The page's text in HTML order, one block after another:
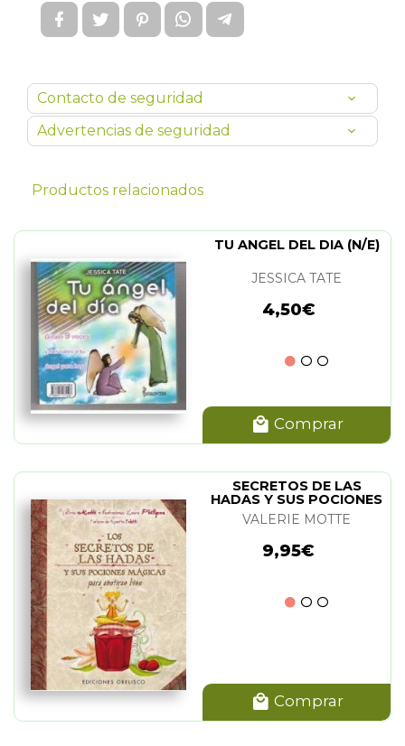
Contacto de seguridad
Advertencias de seguridad
Productos relacionados
TU ANGEL DEL DIA (N/E)
JESSICA TATE
4,50€
Comprar
SECRETOS DE LAS
HADAS Y SUS POCIONES
MAGICAS, LOS
VALERIE MOTTE
9,95€
Comprar